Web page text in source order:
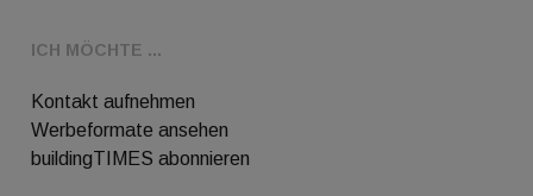
ICH MÖCHTE ...
Kontakt aufnehmen
Werbeformate ansehen
buildingTIMES abonnieren